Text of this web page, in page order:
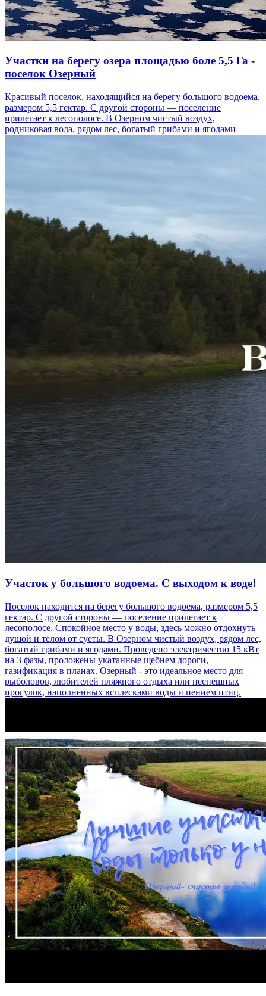
Участки на берегу озера площадью боле 5,5 Га -
поселок Озерный
Красивый поселок, находящийся на берегу большого водоема,
размером 5,5 гектар. С другой стороны — поселение
прилегает к лесополосе. В Озерном чистый воздух,
родниковая вода, рядом лес, богатый грибами и ягодами
Участок у большого водоема. С выходом к воде!
Поселок находится на берегу большого водоема, размером 5,5
гектар. С другой стороны — поселение прилегает к
лесополосе. Спокойное место у воды, здесь можно отдохнуть
душой и телом от суеты. В Озерном чистый воздух, рядом лес,
богатый грибами и ягодами. Проведено электричество 15 кВт
на 3 фазы, проложены укатанные щебнем дороги,
газификация в планах. Озерный - это идеальное место для
рыболовов, любителей пляжного отдыха или неспешных
прогулок, наполненных всплесками воды и пением птиц.